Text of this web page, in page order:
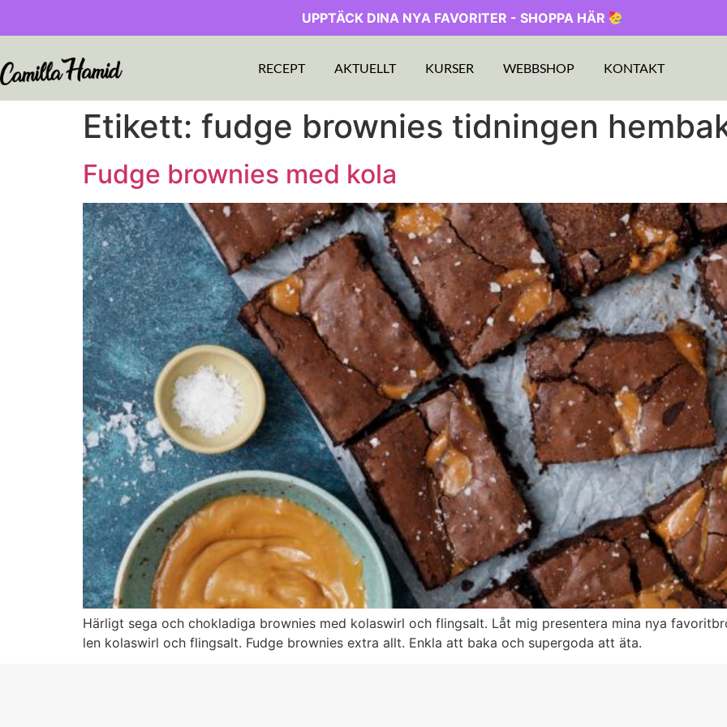
UPPTÄCK DINA NYA FAVORITER - SHOPPA HÄR
RECEPT AKTUELLT KURSER WEBBSHOP KONTAKT
Etikett: fudge brownies tidningen
Fudge brownies med kola
Härligt sega och chokladiga brownies med kolaswirl och flingsalt. Låt mig presentera mina nya
len kolaswirl och flingsalt. Fudge brownies extra allt. Enkla att baka och supergoda att äta.